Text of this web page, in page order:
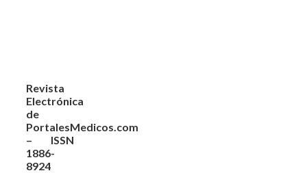
Revista
Electrónica
de
PortalesMedicos.com
– ISSN
1886-
8924